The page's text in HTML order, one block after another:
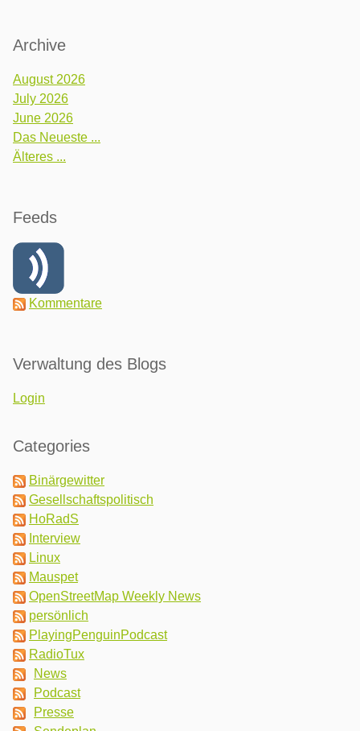
Archive
August 2026
July 2026
June 2026
Das Neueste ...
Älteres ...
Feeds
Kommentare
Verwaltung des Blogs
Login
Categories
Binärgewitter
Gesellschaftspolitisch
HoRadS
Interview
Linux
Mauspet
OpenStreetMap Weekly News
persönlich
PlayingPenguinPodcast
RadioTux
News
Podcast
Presse